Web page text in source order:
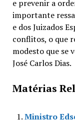
e prevenir a
importante
e dos Juizados
conflitos, o que
modesto que se
José Carlos Dias.
Matérias
Ministro